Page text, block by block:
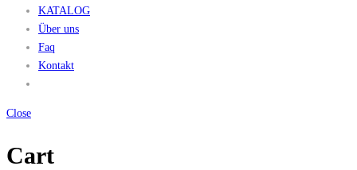
KATALOG
Über uns
Faq
Kontakt
Close
Cart